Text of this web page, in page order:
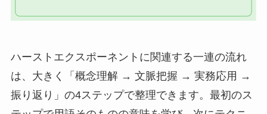
ハーストエクスポーネントに関連する一連の流れ
は、大きく「概念理解 → 文脈把握 → 実務応用 →
振り返り」の4ステップで整理できます。最初のス